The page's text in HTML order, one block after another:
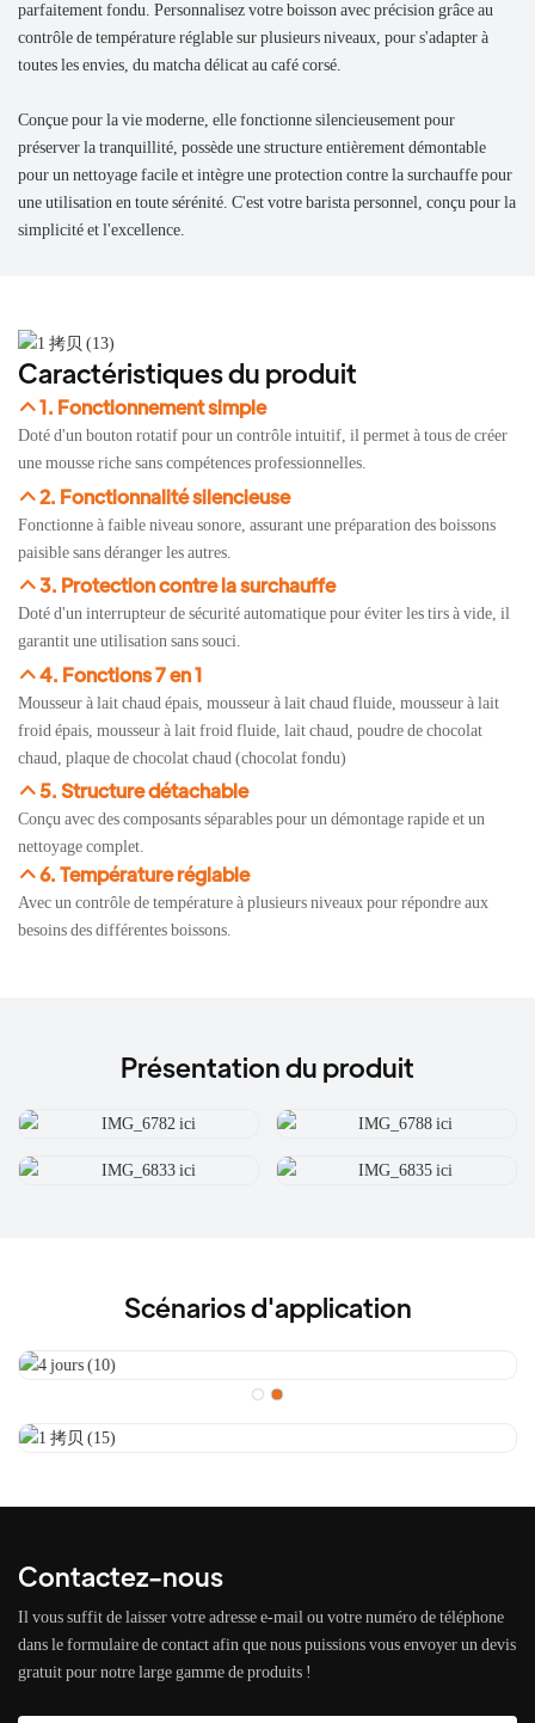
parfaitement fondu. Personnalisez votre boisson avec précision grâce au
contrôle de température réglable sur plusieurs niveaux, pour s'adapter à
toutes les envies, du matcha délicat au café corsé.
Conçue pour la vie moderne, elle fonctionne silencieusement pour
préserver la tranquillité, possède une structure entièrement démontable
pour un nettoyage facile et intègre une protection contre la surchauffe pour
une utilisation en toute sérénité. C'est votre barista personnel, conçu pour la
simplicité et l'excellence.
Caractéristiques du produit
1. Fonctionnement simple
Doté d'un bouton rotatif pour un contrôle intuitif, il permet à tous de créer
une mousse riche sans compétences professionnelles.
2. Fonctionnalité silencieuse
Fonctionne à faible niveau sonore, assurant une préparation des boissons
paisible sans déranger les autres.
3. Protection contre la surchauffe
Doté d'un interrupteur de sécurité automatique pour éviter les tirs à vide, il
garantit une utilisation sans souci.
4. Fonctions 7 en 1
Mousseur à lait chaud épais, mousseur à lait chaud fluide, mousseur à lait
froid épais, mousseur à lait froid fluide, lait chaud, poudre de chocolat
chaud, plaque de chocolat chaud (chocolat fondu)
5. Structure détachable
Conçu avec des composants séparables pour un démontage rapide et un
nettoyage complet.
6. Température réglable
Avec un contrôle de température à plusieurs niveaux pour répondre aux
besoins des différentes boissons.
Présentation du produit
Scénarios d'application
Contactez-nous
Il vous suffit de laisser votre adresse e-mail ou votre numéro de téléphone
dans le formulaire de contact afin que nous puissions vous envoyer un devis
gratuit pour notre large gamme de produits !